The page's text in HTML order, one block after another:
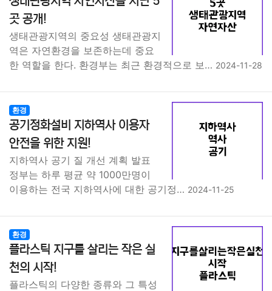
곳 공개!
생태관광지역의 중요성 생태관광지
역은 자연환경을 보존하는데 중요
한 역할을 한다. 환경부는 최근 환경적으로 보… 2024-11-28
환경
공기정화설비 지하역사 이용자
안전을 위한 지원!
지하역사 공기 질 개선 계획 발표
정부는 하루 평균 약 1000만명이
이용하는 전국 지하역사에 대한 공기정… 2024-11-25
환경
플라스틱 지구를 살리는 작은 실
천의 시작!
플라스틱의 다양한 종류와 그 특성